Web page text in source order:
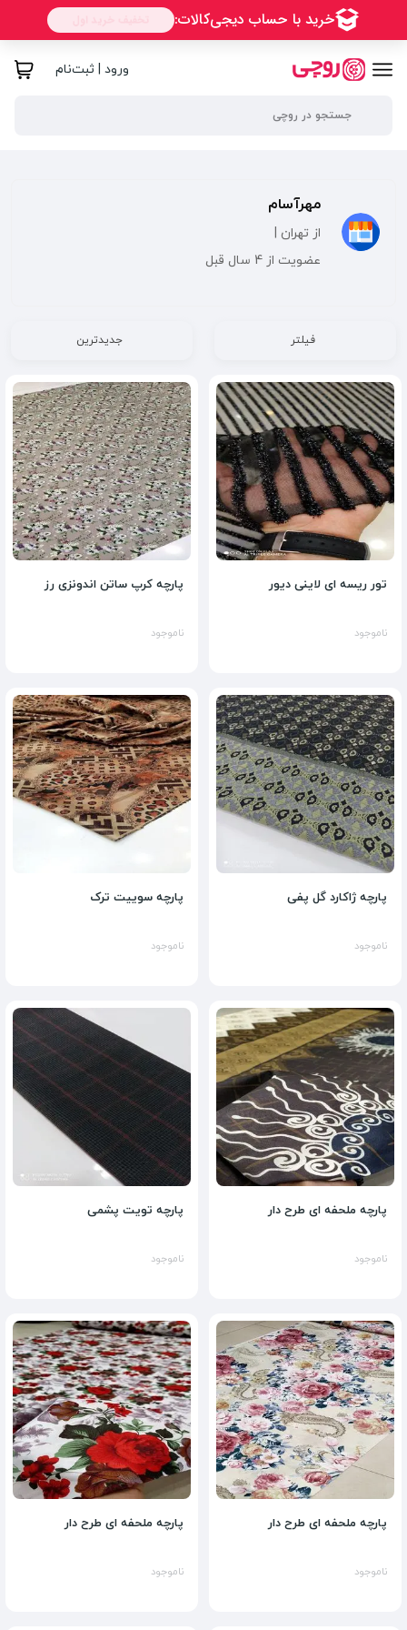
ورود | ثبت‌نام
مهرآسام
از تهران |
عضویت از 4 سال قبل
فیلتر جدیدترین
تور ریسه ای لاینی دیور
ناموجود
پارچه کرپ ساتن اندونزی رز
ناموجود
پارچه ژاکارد گل پفی
ناموجود
پارچه سوییت ترک
ناموجود
پارچه ملحفه ای طرح دار
ناموجود
پارچه تویت پشمی
ناموجود
پارچه ملحفه ای طرح دار
ناموجود
پارچه ملحفه ای طرح دار
ناموجود